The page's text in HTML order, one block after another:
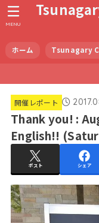
ホーム Tsunagary
MENU
開催レポート
Thank you! :
English!!
ポスト シェア